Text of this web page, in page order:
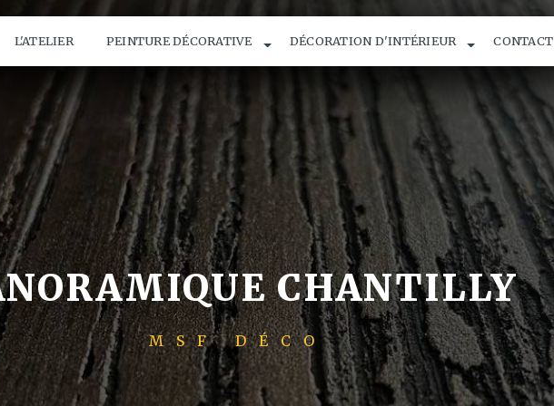
L'ATELIER PEINTURE DÉCORATIVE DÉCORATION D'INTÉRIEUR CONTACT
CHANTILLY
MSF DÉCO